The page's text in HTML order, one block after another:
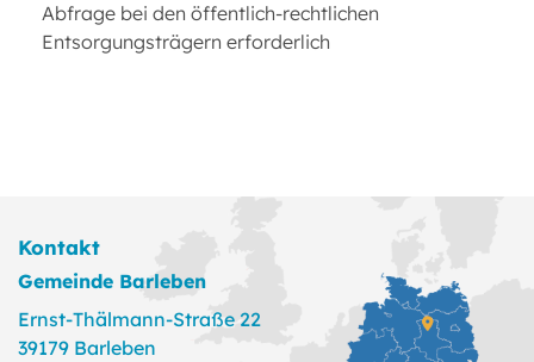
Abfrage bei den öffentlich-rechtlichen
Entsorgungsträgern erforderlich
Kontakt
Gemeinde Barleben
Ernst-Thälmann-Straße 22
39179 Barleben